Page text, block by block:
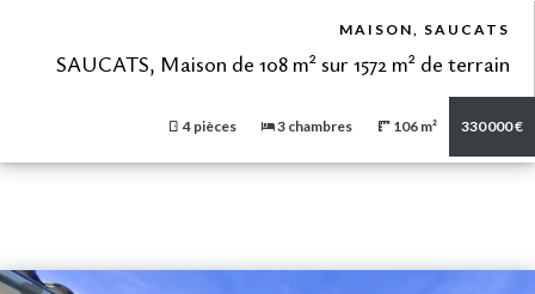
MAISON, SAUCATS
SAUCATS, Maison de 108 m² sur 1572 m² de terrain
4 pièces 3 chambres 106 m² 330 000 €